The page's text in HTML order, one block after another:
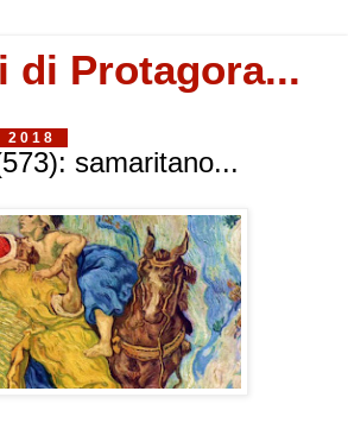
di Protagora...
samaritano...